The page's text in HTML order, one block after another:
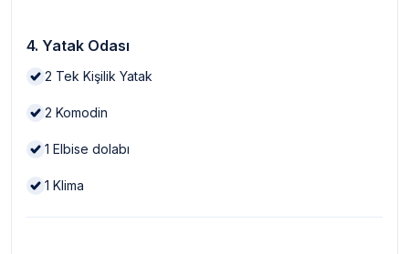
4. Yatak Odası
2 Tek Kişilik Yatak
2 Komodin
1 Elbise dolabı
1 Klima